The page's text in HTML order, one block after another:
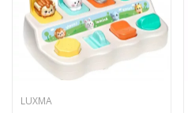
LUXMA